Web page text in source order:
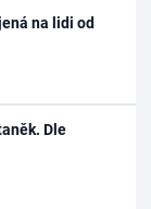
na lidi od
Dle